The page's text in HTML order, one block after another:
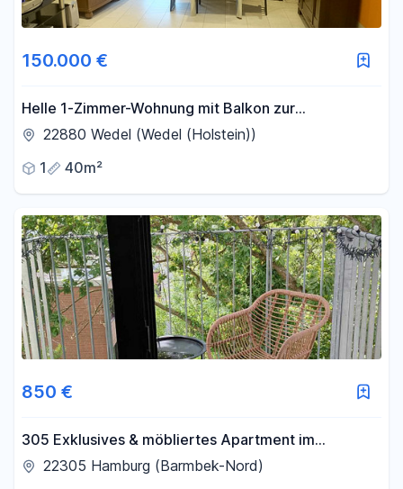
150.000 €
Helle 1-Zimmer-Wohnung mit Balkon zur
Kapitalanlage
22880 Wedel (Wedel (Holstein))
1
40m²
850 €
305 Exklusives & möbliertes Apartment im
kernsanierten Bunker – Design, Komfort &
22305 Hamburg (Barmbek-Nord)